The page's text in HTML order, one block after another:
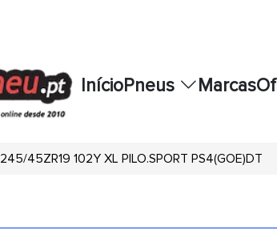
InícioPneus Marcas
245/45ZR19 102Y XL PILO.SPORT PS4(GOE)DT